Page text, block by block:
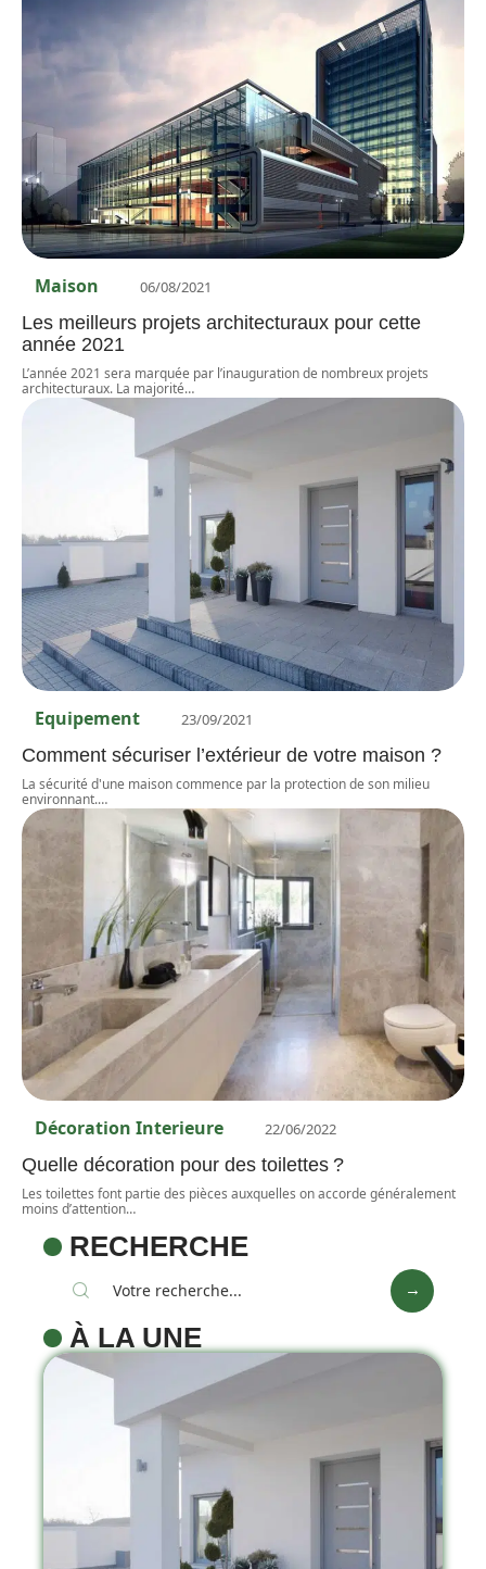
Maison 06/08/2021
Les meilleurs projets architecturaux pour cette
année 2021
L’année 2021 sera marquée par l’inauguration de nombreux projets
architecturaux. La majorité…
Equipement 23/09/2021
Comment sécuriser l’extérieur de votre maison ?
La sécurité d'une maison commence par la protection de son milieu
environnant.…
Décoration Interieure 22/06/2022
Quelle décoration pour des toilettes ?
Les toilettes font partie des pièces auxquelles on accorde généralement
moins d’attention…
RECHERCHE
À LA UNE